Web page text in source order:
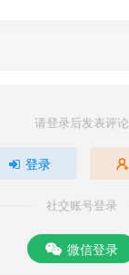
请登录后发表评论
登录
社交账号登录
微信登录